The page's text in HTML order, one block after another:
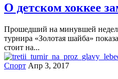
О детском хоккее
Прошедший на минувшей
турнира «Золотая шайба»
стоит на...
Спорт Апр 3, 2017